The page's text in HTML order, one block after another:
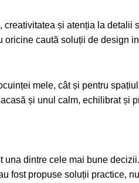
și atenția la
caută soluții de design
mele, cât și pentru
și unul calm, echilibrat
dintre cele mai bune
fost propuse soluții practice,